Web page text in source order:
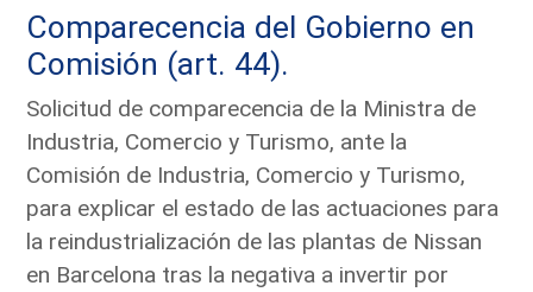
Comparecencia del Gobierno en
Comisión (art. 44).
Solicitud de comparecencia de la Ministra de
Industria, Comercio y Turismo, ante la
Comisión de Industria, Comercio y Turismo,
para explicar el estado de las actuaciones para
la reindustrialización de las plantas de Nissan
en Barcelona tras la negativa a invertir por